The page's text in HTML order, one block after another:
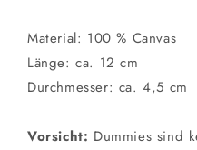
Material: 100 % Canvas
Länge: ca. 12 cm
Durchmesser: ca. 4,5 cm
Vorsicht: Dummies sind